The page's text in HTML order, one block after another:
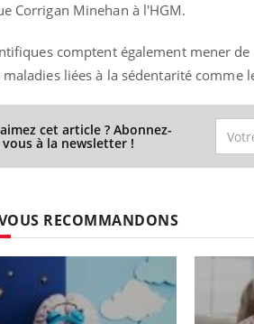
Corrigan Minehan à l'HGM.
comptent également mener
liées à la sédentarité comme
cet article ? Abonnez-
vous à la newsletter !
RECOMMANDONS